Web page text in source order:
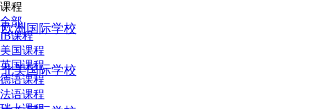
欧洲国际学校
北美国际学校
课程
全部
IB课程
美国课程
英国课程
德语课程
法语课程